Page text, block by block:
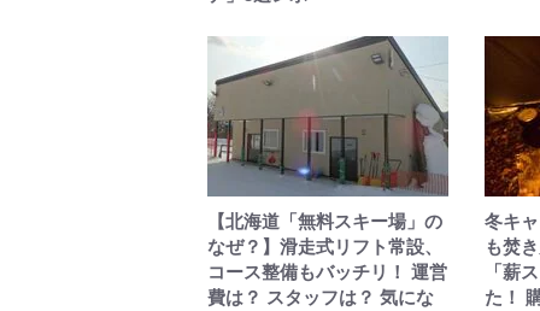
【北海道「無料スキー場」の
なぜ？】滑走式リフト常設、
コース整備もバッチリ！ 運営
費は？ スタッフは？ 気にな
冬キ
も焚
「薪
た！